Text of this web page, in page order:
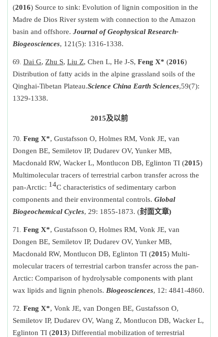
(2016) Source to sink: Evolution of lignin composition in the
Madre de Dios River system with connection to the Amazon
basin and offshore. Journal of Geophysical Research-
Biogeosciences, 121(5): 1316-1338.
Dai G, Zhu S, Liu Z, Chen L, He J-S, Feng X* (2016)
Distribution of fatty acids in the alpine grassland soils of the
Qinghai-Tibetan Plateau.Science China Earth Sciences,59(7):
1329-1338.
2015及以前
Feng X*, Gustafsson O, Holmes RM, Vonk JE, van
Dongen BE, Semiletov IP, Dudarev OV, Yunker MB,
Macdonald RW, Wacker L, Montlucon DB, Eglinton TI (2015)
Multimolecular tracers of terrestrial carbon transfer across the
pan-Arctic: 14C characteristics of sedimentary carbon
components and their environmental controls. Global
Biogeochemical Cycles, 29: 1855-1873. (封面文章)
Feng X*, Gustafsson O, Holmes RM, Vonk JE, van
Dongen BE, Semiletov IP, Dudarev OV, Yunker MB,
Macdonald RW, Montlucon DB, Eglinton TI (2015) Multi-
molecular tracers of terrestrial carbon transfer across the pan-
Arctic: Comparison of hydrolysable components with plant
wax lipids and lignin phenols. Biogeosciences, 12: 4841-4860.
Feng X*, Vonk JE, van Dongen BE, Gustafsson O,
Semiletov IP, Dudarev OV, Wang Z, Montlucon DB, Wacker L,
Eglinton TI (2013) Differential mobilization of terrestrial